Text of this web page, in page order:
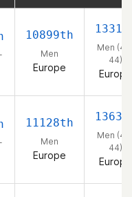
10899th
Men
Europe
Men
44)
Europe
11128th
Men
Europe
Men
44)
Europe